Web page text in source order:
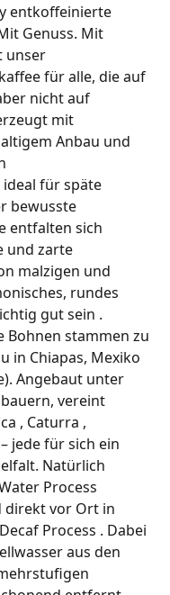
entkoffeinierte
Genuss. Mit
unser
für alle, die auf
nicht auf
mit
Anbau und
für späte
bewusste
entfalten sich
und zarte
malzigen und
rundes
gut sein .
stammen zu
in Chiapas, Mexiko
Angebaut unter
vereint
, Caturra ,
jede für sich ein
Natürlich
Process
vor Ort in
Process . Dabei
aus den